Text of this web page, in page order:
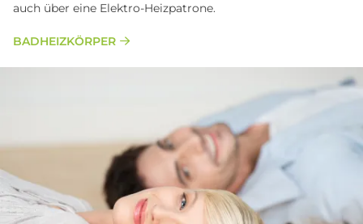
auch über eine Elektro-Heizpatrone.
BADHEIZKÖRPER